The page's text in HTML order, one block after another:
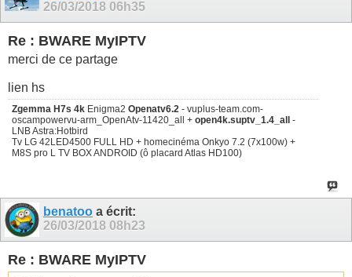
26/03/2018 06h35
Re : BWARE MyIPTV
merci de ce partage
lien hs
Zgemma H7s 4k Enigma2 Openatv6.2 - vuplus-team.com-
oscampowervu-arm_OpenAtv-11420_all + open4k.suptv_1.4_all -
LNB Astra:Hotbird
Tv LG 42LED4500 FULL HD + homecinéma Onkyo 7.2 (7x100w) +
M8S pro L TV BOX ANDROID (ô placard Atlas HD100)
benatoo a écrit:
26/03/2018 08h23
Re : BWARE MyIPTV